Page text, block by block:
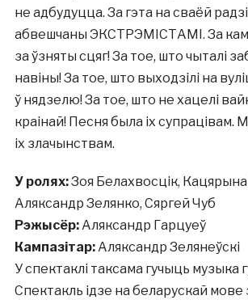
не адбудуцца. За гэта на сваёй
абвешчаны ЭКСТРЭМІСТАМІ. За
за ўзняты сцяг! За тое, што чыталі
навіны! За тое, што выходзілі на
ў нядзелю! За тое, што не хацелі
краінай! Песня была іх супрацівам.
іх злачынствам.
У ролях:Зоя Белахвосцік,
Аляксандр Зелянко, Сяргей Чуб
Рэжысёр:Аляксандр Гарцуеў
Кампазітар:Аляксандр Зелянеўскі
У спектаклі таксама гучыць музыка
Спектакль ідзе на беларускай мове